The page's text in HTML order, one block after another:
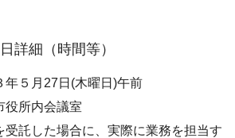
詳細（時間等）
年５月27日(木曜日)午前
役所内会議室
受託した場合に、実際に業務を担当す